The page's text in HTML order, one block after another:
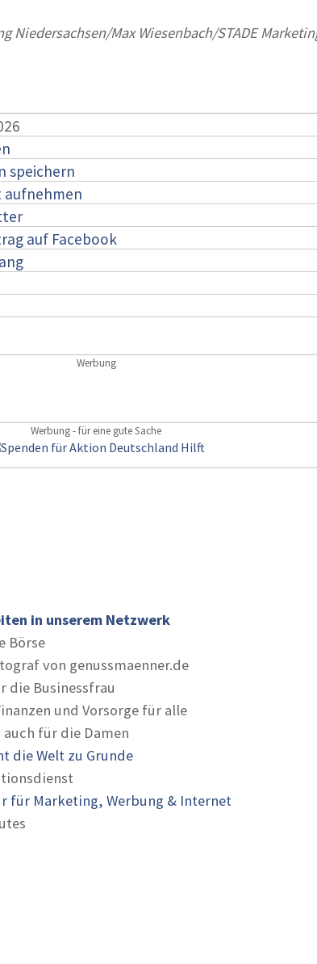
Niedersachsen/Max Wiesenbach/STADE
speichern
aufnehmen
auf Facebook
Werbung
Werbung - für eine gute Sache
in unserem Netzwerk
Börse
von genussmaenner.de
die Businessfrau
und Vorsorge für alle
auch für die Damen
die Welt zu Grunde
für Marketing, Werbung & Internet